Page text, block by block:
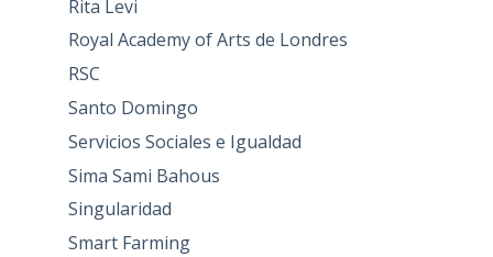
Rita Levi
Royal Academy of Arts de Londres
RSC
Santo Domingo
Servicios Sociales e Igualdad
Sima Sami Bahous
Singularidad
Smart Farming